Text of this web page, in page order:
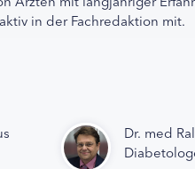
in der Fachredaktion mit.
Dr. med